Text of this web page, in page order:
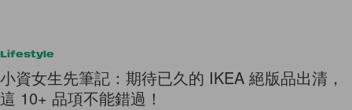
Lifestyle
小資女生先筆記：期待已久的 IKEA 絕版品出清，
這 10+ 品項不能錯過！